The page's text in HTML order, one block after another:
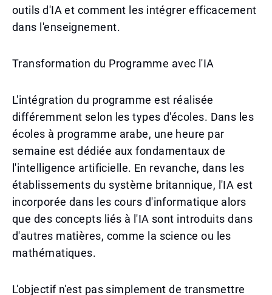
outils d'IA et comment les intégrer efficacement
dans l'enseignement.
Transformation du Programme avec l'IA
L'intégration du programme est réalisée
différemment selon les types d'écoles. Dans les
écoles à programme arabe, une heure par
semaine est dédiée aux fondamentaux de
l'intelligence artificielle. En revanche, dans les
établissements du système britannique, l'IA est
incorporée dans les cours d'informatique alors
que des concepts liés à l'IA sont introduits dans
d'autres matières, comme la science ou les
mathématiques.
L'objectif n'est pas simplement de transmettre